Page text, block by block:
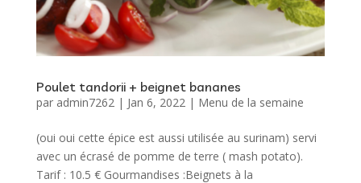
Poulet tandorii + beignet bananes
par admin7262 | Jan 6, 2022 | Menu de la semaine
(oui oui cette épice est aussi utilisée au surinam) servi
avec un écrasé de pomme de terre ( mash potato).
Tarif : 10.5 € Gourmandises :Beignets à la